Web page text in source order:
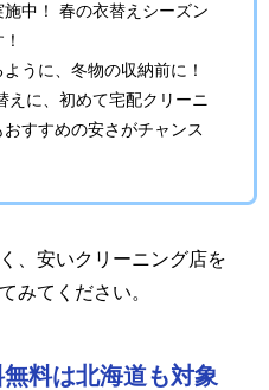
施中！ 春の衣替えシーズン
うに、冬物の収納前に！
えに、初めて宅配クリーニ
おすすめの安さがチャンス
、安いクリーニング店を
みてください。
料は北海道も対象